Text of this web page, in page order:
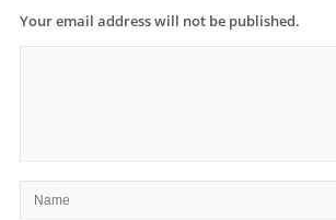
Your email address will not be published.